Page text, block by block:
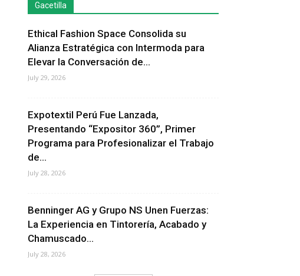
Gacetilla
Ethical Fashion Space Consolida su
Alianza Estratégica con Intermoda para
Elevar la Conversación de...
July 29, 2026
Expotextil Perú Fue Lanzada,
Presentando “Expositor 360”, Primer
Programa para Profesionalizar el Trabajo
de...
July 28, 2026
Benninger AG y Grupo NS Unen Fuerzas:
La Experiencia en Tintorería, Acabado y
Chamuscado...
July 28, 2026